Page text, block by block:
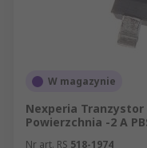
W magazynie
Nexperia Tranzystor
Powierzchnia -2 A
Nr art. RS 518-1974